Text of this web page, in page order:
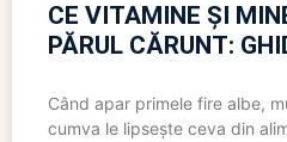
CE VITAMINE ȘI
PĂRUL CĂRUNT:
Când apar primele fire albe,
cumva le lipsește ceva din